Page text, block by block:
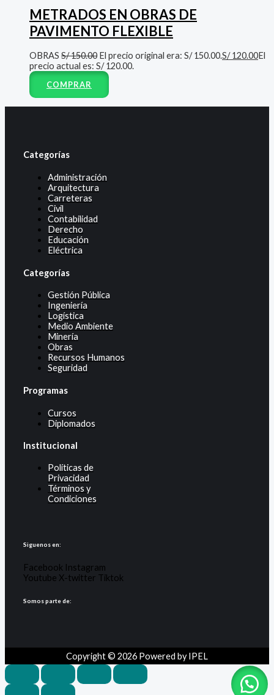
METRADOS EN OBRAS DE
PAVIMENTO FLEXIBLE
OBRAS S/150.00 El precio original era: S/ 150.00.S/120.00El
precio actual es: S/ 120.00.
COMPRAR
Categorías
Administración
Arquitectura
Carreteras
Civil
Contabilidad
Derecho
Educación
Eléctrica
Categorías
Gestión Pública
Ingeniería
Logística
Medio Ambiente
Minería
Obras
Recursos Humanos
Seguridad
Programas
Cursos
Diplomados
Institucional
Políticas de
Privacidad
Términos y
Condiciones
Siguenos en:
Facebook Instagram
Youtube X-twitter Tiktok
Somos parte de:
Copyright © 2026 Powered by IPEL